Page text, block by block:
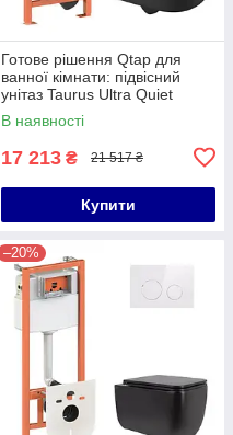
Готове рішення Qtap для
ванної кімнати: підвісний
унітаз Taurus Ultra Quiet
490x360x380 + комплект
інсталяції Nest 4 в 1 (кругла
В наявності
17 213 ₴ 21 517 ₴
Купити
–20%